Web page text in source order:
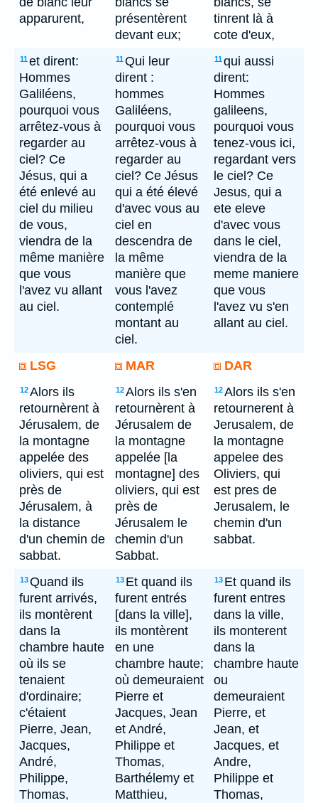
apparurent,
présentèrent
devant eux;
tinrent là à
cote d'eux,
11et dirent:
Hommes
Galiléens,
pourquoi vous
arrêtez-vous à
regarder au
ciel? Ce
Jésus, qui a
été enlevé au
ciel du milieu
de vous,
viendra de la
même manière
que vous
l'avez vu allant
au ciel.
11Qui leur
dirent :
hommes
Galiléens,
pourquoi vous
arrêtez-vous à
regarder au
ciel? Ce Jésus
qui a été élevé
d'avec vous au
ciel en
descendra de
la même
manière que
vous l'avez
contemplé
montant au
ciel.
11qui aussi
dirent:
Hommes
galileens,
pourquoi vous
tenez-vous ici,
regardant vers
le ciel? Ce
Jesus, qui a
ete eleve
d'avec vous
dans le ciel,
viendra de la
meme maniere
que vous
l'avez vu s'en
allant au ciel.
LSG MAR DAR
12Alors ils
retournèrent à
Jérusalem, de
la montagne
appelée des
oliviers, qui est
près de
Jérusalem, à
la distance
d'un chemin de
sabbat.
12Alors ils s'en
retournèrent à
Jérusalem de
la montagne
appelée [la
montagne] des
oliviers, qui est
près de
Jérusalem le
chemin d'un
Sabbat.
12Alors ils s'en
retournerent à
Jerusalem, de
la montagne
appelee des
Oliviers, qui
est pres de
Jerusalem, le
chemin d'un
sabbat.
13Quand ils
furent arrivés,
ils montèrent
dans la
chambre haute
où ils se
tenaient
d'ordinaire;
c'étaient
Pierre, Jean,
Jacques,
André,
Philippe,
Thomas,
13 Et quand ils
furent entrés
[dans la ville],
ils montèrent
en une
chambre haute;
où demeuraient
Pierre et
Jacques, Jean
et André,
Philippe et
Thomas,
Barthélemy et
Matthieu,
13 Et quand ils
furent entres
dans la ville,
ils monterent
dans la
chambre haute
ou
demeuraient
Pierre, et
Jean, et
Jacques, et
Andre,
Philippe et
Thomas,